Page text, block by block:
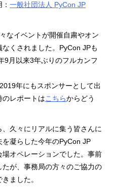
：一般社団法人 PyCon JP
なイベントが開催自粛やオン
くされました。PyCon JPも
9月以来3年ぶりのフルカンフ
年にもスポンサーとして出
のレポートはこちらからどう
久々にリアルに集う皆さんに
凝らした今年のPyCon JP
オペレーションでした。事前
が、事務局の方々のご協力の
ました。